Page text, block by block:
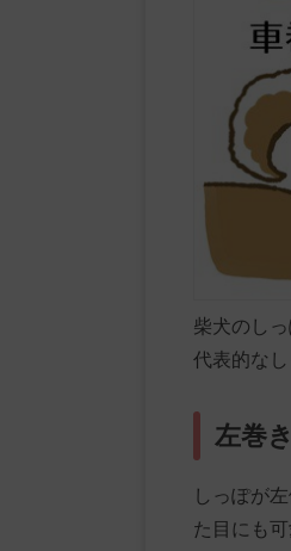
柴犬のし
代表的な
左巻き
しっぽが
た目にも